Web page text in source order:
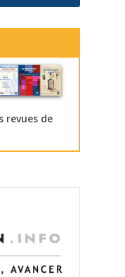
revues de